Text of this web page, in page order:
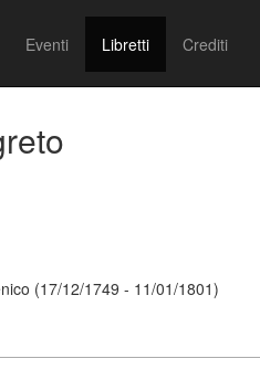
Eventi Libretti Crediti
(17/12/1749 - 11/01/1801)